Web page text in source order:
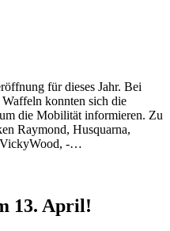
für dieses Jahr. Bei
konnten sich die
die Mobilität informieren. Zu
Raymond, Husquarna,
VickyWood, -…
13. April!